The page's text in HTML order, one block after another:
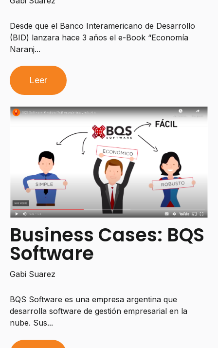
Desde que el Banco Interamericano de Desarrollo
(BID) lanzara hace 3 años el e-Book “Economía
Naranj...
Leer
Business Cases: BQS
Software
Gabi Suarez
BQS Software es una empresa argentina que
desarrolla software de gestión empresarial en la
nube. Sus...